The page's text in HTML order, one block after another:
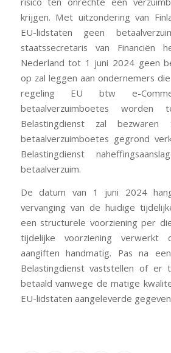
krijgen. Met uitzondering van
EU-lidstaten geen
staatssecretaris van Financiën
Nederland tot 1 juni 2024 geen
op zal leggen aan ondernemers
regeling EU btw e-
betaalverzuimboetes worden
Belastingdienst zal bezwaren
betaalverzuimboetes gegrond
Belastingdienst
betaalverzuim.
De datum van 1 juni 2024
vervanging van de huidige
een structurele voorziening per
tijdelijke voorziening verwerkt
aangiften handmatig. Pas na
Belastingdienst vaststellen of er
betaald vanwege de matige
EU-lidstaten aangeleverde